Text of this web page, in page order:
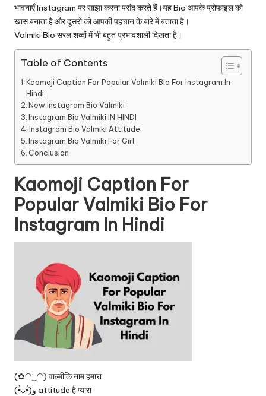
भावनाएँ Instagram पर साझा करना पसंद करते हैं।यह Bio आपके प्रोफाइल को
खास बनाता है और दूसरों को आपकी पहचान के बारे में बताता है।
Valmiki Bio सरल शब्दों में भी बहुत प्रभावशाली दिखता है।
Table of Contents
Kaomoji Caption For Popular Valmiki Bio For Instagram In
Hindi
New Instagram Bio Valmiki
Instagram Bio Valmiki IN HINDI
Instagram Bio Valmiki Attitude
Instagram Bio Valmiki For Girl
Conclusion
Kaomoji Caption For
Popular Valmiki Bio For
Instagram In Hindi
(✿◠‿◠) वाल्मीकि नाम हमारा
(•̀ᴗ•́)و attitude है प्यारा